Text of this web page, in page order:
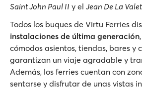
Saint John Paul II y el Jean De La
Todos los buques de Virtu Ferries
instalaciones de última generación
cómodos asientos, tiendas, bares y
garantizan un viaje agradable y
Además, los ferries cuentan con
sentarse y disfrutar de unas vistas